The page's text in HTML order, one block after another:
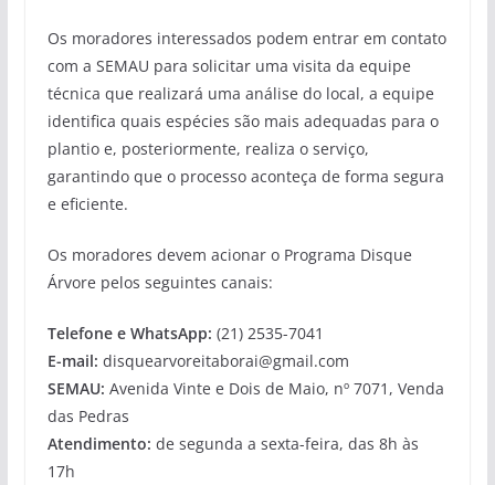
Os moradores interessados podem entrar em contato
com a SEMAU para solicitar uma visita da equipe
técnica que realizará uma análise do local, a equipe
identifica quais espécies são mais adequadas para o
plantio e, posteriormente, realiza o serviço,
garantindo que o processo aconteça de forma segura
e eficiente.
Os moradores devem acionar o Programa Disque
Árvore pelos seguintes canais:
Telefone e WhatsApp: (21) 2535-7041
E-mail: disquearvoreitaborai@gmail.com
SEMAU: Avenida Vinte e Dois de Maio, nº 7071, Venda
das Pedras
Atendimento: de segunda a sexta-feira, das 8h às
17h